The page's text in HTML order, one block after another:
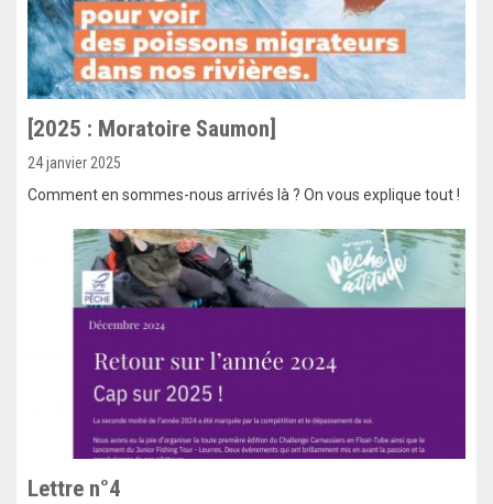
[2025 : Moratoire Saumon]
24 janvier 2025
Comment en sommes-nous arrivés là ? On vous explique tout !
Lettre n°4